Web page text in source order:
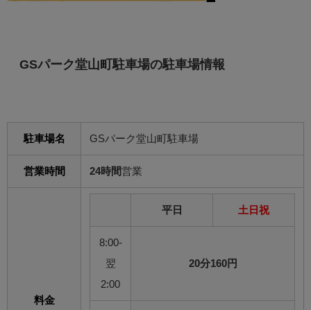
GSパーク堂山町駐車場の駐車場情報
駐車場名 GSパーク堂山町駐車場
営業時間 24時間営業
料金
平日 土日祝
8:00-
翌
2:00
20分160円